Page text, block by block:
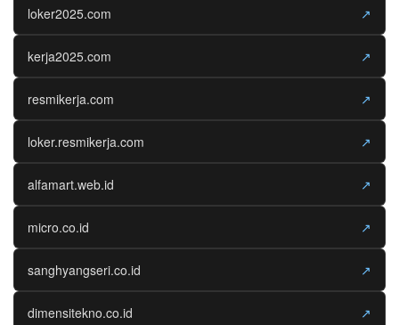
loker2025.com ↗
kerja2025.com ↗
resmikerja.com ↗
loker.resmikerja.com ↗
alfamart.web.id ↗
micro.co.id ↗
sanghyangseri.co.id ↗
dimensitekno.co.id ↗